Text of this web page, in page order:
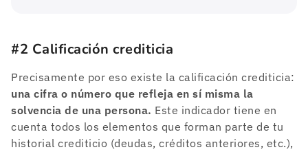
#2 Calificación crediticia
Precisamente por eso existe la calificación crediticia:
una cifra o número que refleja en sí misma la
solvencia de una persona. Este indicador tiene en
cuenta todos los elementos que forman parte de tu
historial crediticio (deudas, créditos anteriores, etc.),